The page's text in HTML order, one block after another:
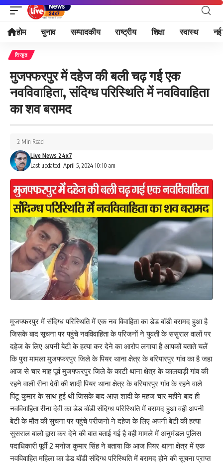
होम चुनाव सम्पादकीय राष्ट्रीय शिक्षा स्वास्थ नई
तिरहुत
मुजफ्फरपुर में दहेज की बली चढ़ गई एक
नवविवाहिता, संदिग्ध परिस्थिति में नवविवाहिता
का शव बरामद
Last updated: April 5, 2024 10:10 am
Live News 24x7
2 Min Read
मुजफ्फरपुर में संदिग्ध परिस्थिति में एक नव विवाहिता का डेड बॉडी बरामद हुआ है
जिसके बाद सूचना पर पहुंचे नवविवाहिता के परिजनों ने युवती के ससुराल वालों पर
दहेज के लिए अपनी बेटी के हत्या कर देने का आरोप लगाया है आपकों बताते चलें
कि पुरा मामला मुजफ्फरपुर जिले के पियर थाना क्षेत्र के बरियारपुर गांव का है जहा
आज से चार माह पूर्व मुजफ्फरपुर जिले के काटी थाना क्षेत्र के कालबाड़ी गांव की
रहने वाली रीना देवी की शादी पियर थाना क्षेत्र के बरियारपुर गांव के रहने वाले
पिंटू कुमार के साथ हुई थी जिसके बाद आज़ शादी के महज चार महीने बाद ही
नवविवाहिता रीना देवी का डेड बॉडी संदिग्ध परिस्थिति में बरामद हुआ वही अपनी
बेटी के मौत की सुचना पर पहुंचे परीजनो ने दहेज के लिए अपनी बेटी की हत्या
सुसराल बालो द्वारा कर देने की बात बताई गई है वही मामले में अनुमंडल पुलिस
पदाधिकारी पूर्वी 2 मनोज कुमार सिंह ने बताया कि आज पियर थाना क्षेत्र में एक
नवविवाहित महिला का डेड बॉडी संदिग्ध परिस्थिति में बरामद होने की सूचना प्राप्त